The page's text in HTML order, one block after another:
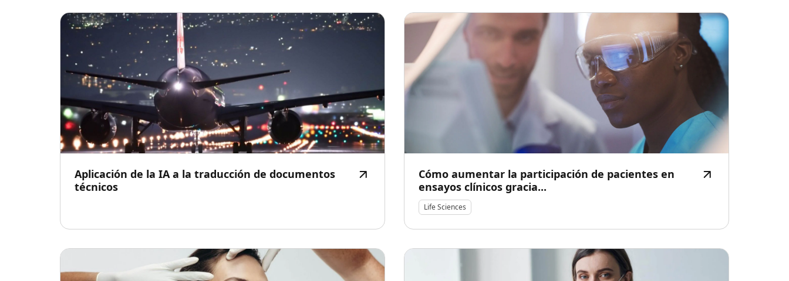
Aplicación de la IA a la traducción de documentos
técnicos
Cómo aumentar la participación de pacientes en
ensayos clínicos gracia...
Life Sciences